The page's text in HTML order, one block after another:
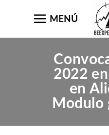
MENÚ
2022
en
Modulo